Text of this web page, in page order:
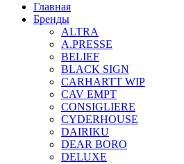
Главная
Бренды
ALTRA
A.PRESSE
BELIEF
BLACK SIGN
CARHARTT WIP
CAV EMPT
CONSIGLIERE
CYDERHOUSE
DAIRIKU
DEAR BORO
DELUXE